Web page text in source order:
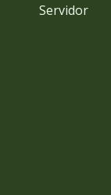
Servidor